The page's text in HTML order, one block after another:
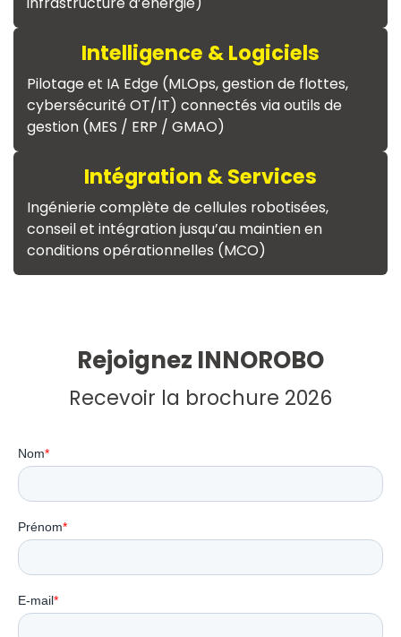
Intelligence & Logiciels
Pilotage et IA Edge (MLOps, gestion de flottes,
cybersécurité OT/IT) connectés via outils de
gestion (MES / ERP / GMAO)
Intégration & Services
Ingénierie complète de cellules robotisées,
conseil et intégration jusqu’au maintien en
conditions opérationnelles (MCO)
Rejoignez INNOROBO
Recevoir la brochure 2026